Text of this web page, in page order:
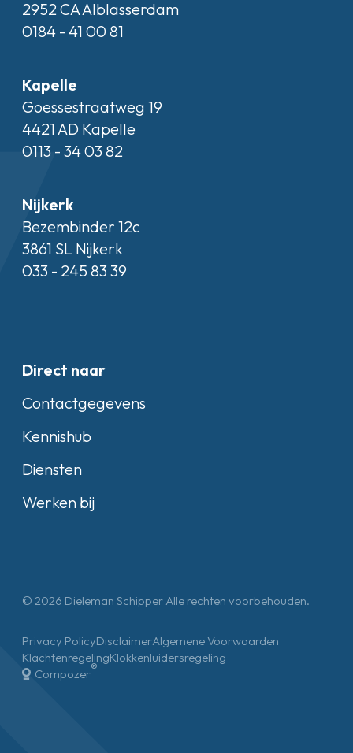
2952 CA Alblasserdam
0184 - 41 00 81
Kapelle
Goessestraatweg 19
4421 AD Kapelle
0113 - 34 03 82
Nijkerk
Bezembinder 12c
3861 SL Nijkerk
033 - 245 83 39
Direct naar
Contactgegevens
Kennishub
Diensten
Werken bij
© 2026 Dieleman Schipper Alle rechten voorbehouden.
Privacy PolicyDisclaimerAlgemene Voorwaarden
KlachtenregelingKlokkenluidersregeling
Compozer®